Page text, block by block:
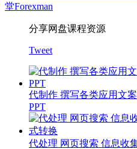
堂Forexman
分享网盘课程资源
Tweet
代制作 撰写各类应用文
PPT
代处理 网页搜索 信息收